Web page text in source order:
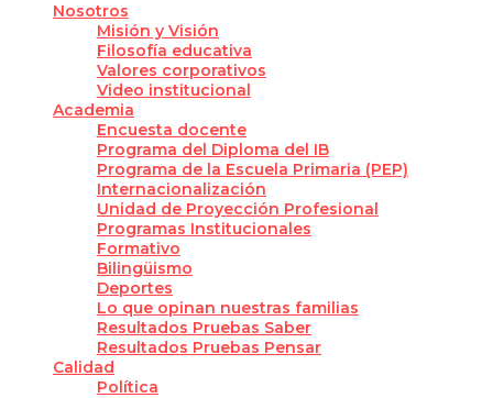
Nosotros
Misión y Visión
Filosofía educativa
Valores corporativos
Video institucional
Academia
Encuesta docente
Programa del Diploma del IB
Programa de la Escuela Primaria (PEP)
Internacionalización
Unidad de Proyección Profesional
Programas Institucionales
Formativo
Bilingüismo
Deportes
Lo que opinan nuestras familias
Resultados Pruebas Saber
Resultados Pruebas Pensar
Calidad
Política